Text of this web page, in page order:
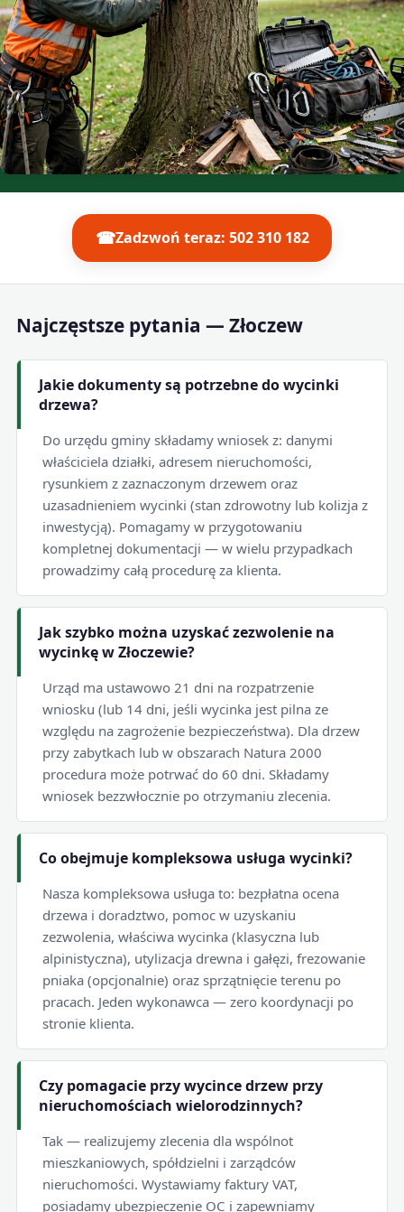
☎Zadzwoń teraz: 502 310 182
Najczęstsze pytania — Złoczew
Jakie dokumenty są potrzebne do wycinki
drzewa?
Do urzędu gminy składamy wniosek z: danymi
właściciela działki, adresem nieruchomości,
rysunkiem z zaznaczonym drzewem oraz
uzasadnieniem wycinki (stan zdrowotny lub kolizja z
inwestycją). Pomagamy w przygotowaniu
kompletnej dokumentacji — w wielu przypadkach
prowadzimy całą procedurę za klienta.
Jak szybko można uzyskać zezwolenie na
wycinkę w Złoczewie?
Urząd ma ustawowo 21 dni na rozpatrzenie
wniosku (lub 14 dni, jeśli wycinka jest pilna ze
względu na zagrożenie bezpieczeństwa). Dla drzew
przy zabytkach lub w obszarach Natura 2000
procedura może potrwać do 60 dni. Składamy
wniosek bezzwłocznie po otrzymaniu zlecenia.
Co obejmuje kompleksowa usługa wycinki?
Nasza kompleksowa usługa to: bezpłatna ocena
drzewa i doradztwo, pomoc w uzyskaniu
zezwolenia, właściwa wycinka (klasyczna lub
alpinistyczna), utylizacja drewna i gałęzi, frezowanie
pniaka (opcjonalnie) oraz sprzątnięcie terenu po
pracach. Jeden wykonawca — zero koordynacji po
stronie klienta.
Czy pomagacie przy wycince drzew przy
nieruchomościach wielorodzinnych?
Tak — realizujemy zlecenia dla wspólnot
mieszkaniowych, spółdzielni i zarządców
nieruchomości. Wystawiamy faktury VAT,
posiadamy ubezpieczenie OC i zapewniamy